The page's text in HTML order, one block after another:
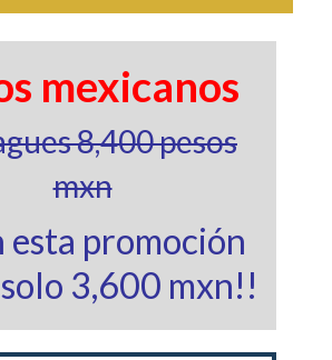
mexicanos
8,400 pesos
mxn
esta promoción
3,600 mxn!!